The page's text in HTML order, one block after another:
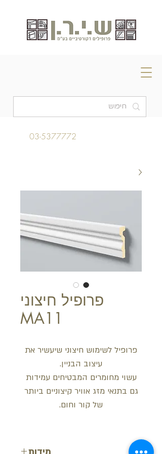
03-5377772
פרופיל חיצוני
MA11
פרופיל לשימוש חיצוני שיעשיר את
עיצוב הבניין.
עשוי מחומרים המבטיחים עמידות
גם בתנאי מזג אוויר קיצוניים ביותר
של קור וחום.